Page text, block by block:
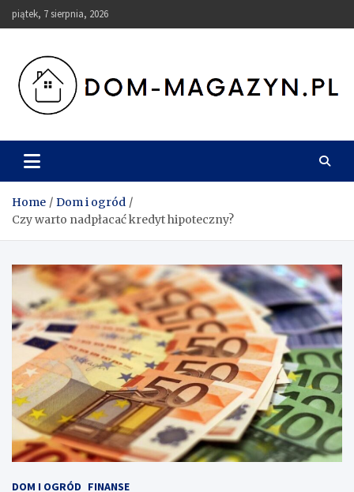
Skip
to
piątek, 7 sierpnia, 2026
Dom-Magazyn.pl
Home
Dom i ogród
Czy warto nadpłacać kredyt hipoteczny?
DOM I OGRÓD FINANSE